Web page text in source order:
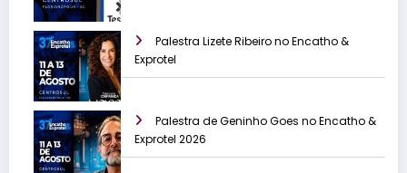
Palestra Lizete Ribeiro no Encatho &
Exprotel
Palestra de Geninho Goes no Encatho &
Exprotel 2026